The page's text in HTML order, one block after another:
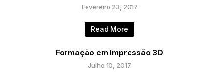
Fevereiro 23, 2017
Read More
Formação em Impressão 3D
Julho 10, 2017